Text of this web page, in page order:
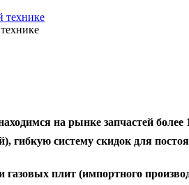
на рынке запчастей
гибкую систему скидок для
плит (импортного